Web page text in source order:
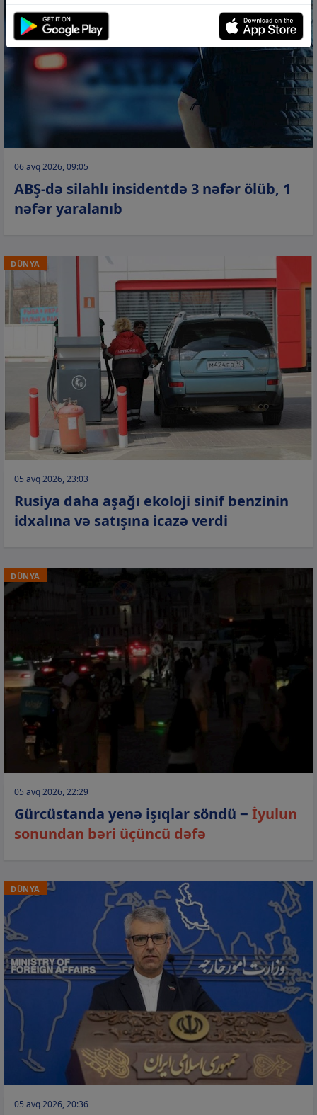
06 avq 2026, 09:05
ABŞ-də silahlı insidentdə 3 nəfər ölüb, 1
nəfər yaralanıb
DÜNYA
05 avq 2026, 23:03
Rusiya daha aşağı ekoloji sinif benzinin
idxalına və satışına icazə verdi
DÜNYA
05 avq 2026, 22:29
Gürcüstanda yenə işıqlar söndü − İyulun
sonundan bəri üçüncü dəfə
DÜNYA
05 avq 2026, 20:36